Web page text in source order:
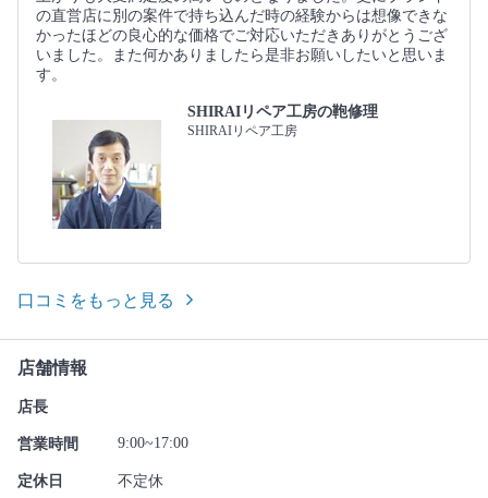
の直営店に別の案件で持ち込んだ時の経験からは想像できな
かったほどの良心的な価格でご対応いただきありがとうござ
いました。また何かありましたら是非お願いしたいと思いま
す。
SHIRAIリペア工房の鞄修理
SHIRAIリペア工房
口コミをもっと見る
店舗情報
店長
営業時間 9:00~17:00
定休日 不定休